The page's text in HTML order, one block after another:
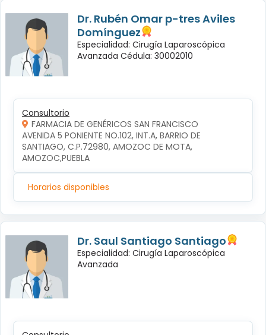
Dr. Rubén Omar p-tres Aviles
Domínguez
Especialidad: Cirugía Laparoscópica
Avanzada Cédula: 30002010
Consultorio
FARMACIA DE GENÉRICOS SAN FRANCISCO
AVENIDA 5 PONIENTE NO.102, INT.A, BARRIO DE
SANTIAGO, C.P.72980, AMOZOC DE MOTA,
AMOZOC,PUEBLA
Horarios disponibles
Dr. Saul Santiago Santiago
Especialidad: Cirugía Laparoscópica
Avanzada